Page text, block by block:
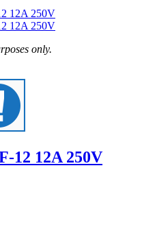
only.
12 12A 250V